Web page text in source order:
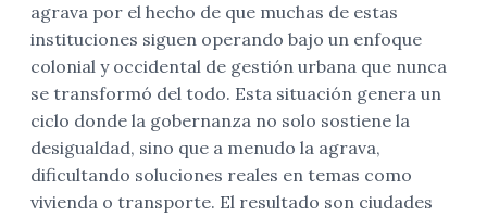
agrava por el hecho de que muchas de estas
instituciones siguen operando bajo un enfoque
colonial y occidental de gestión urbana que nunca
se transformó del todo. Esta situación genera un
ciclo donde la gobernanza no solo sostiene la
desigualdad, sino que a menudo la agrava,
dificultando soluciones reales en temas como
vivienda o transporte. El resultado son ciudades